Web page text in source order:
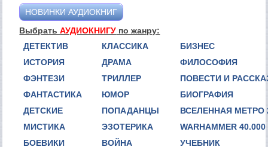
НОВИНКИ АУДИОКНИГ
ВыбратьАУДИОКНИГУ по жанру:
ДЕТЕКТИВ
ИСТОРИЯ
ФЭНТЕЗИ
ФАНТАСТИКА
ДЕТСКИЕ
МИСТИКА
БОЕВИКИ
КЛАССИКА
ДРАМА
ТРИЛЛЕР
ЮМОР
ПОПАДАНЦЫ
ЭЗОТЕРИКА
ВОЙНА
БИЗНЕС
ФИЛОСОФИЯ
ПОВЕСТИ И
БИОГРАФИЯ
ВСЕЛЕННАЯ МЕТРО
WARHAMMER 40.000
УЧЕБНИК